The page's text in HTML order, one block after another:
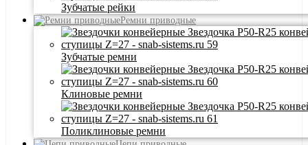
Зубчатые рейки
Ремни приводные
Зубчатые ремни
Клиновые ремни
Поликлиновые ремни